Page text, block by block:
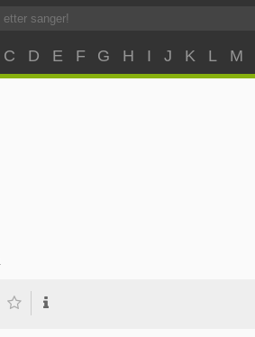
C D E F G H I J K L M